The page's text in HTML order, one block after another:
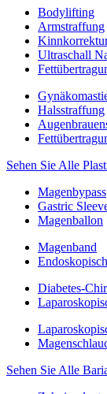
Bodylifting
Armstraffung
Ultraschall
Halsstraffung
Sehen Sie Alle
Magenbypass
Gastric
Magenballon
Magenband
Diabetes-
Sehen Sie Alle